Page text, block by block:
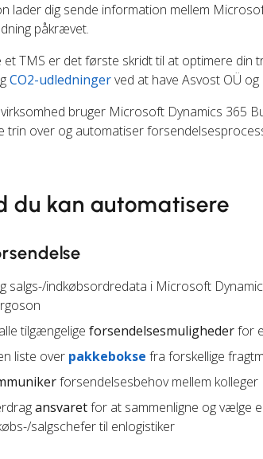
lader dig sende information mellem
påkrævet.
et TMS er det første skridt til at optimere din
CO2-udledningerved at have Asvost OÜ
bruger Microsoft Dynamics 365
trin over og automatiser
du kan automatisere
salgs-/indkøbsordredata i Microsoft
tilgængelige forsendelsesmulighederfor
liste over pakkebokse fra forskellige
forsendelsesbehov mellem kolleger
ansvaretfor at sammenligne og vælge
salgschefer til enlogistiker